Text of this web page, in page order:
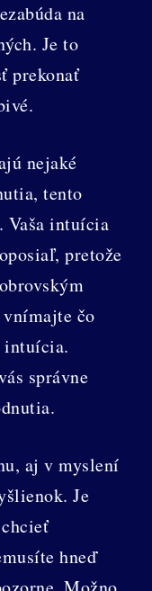
na
Je to
prekonať
nejaké
tento
Vaša intuícia
pretože
čo
intuícia.
správne
aj v myslení
Je
hneď